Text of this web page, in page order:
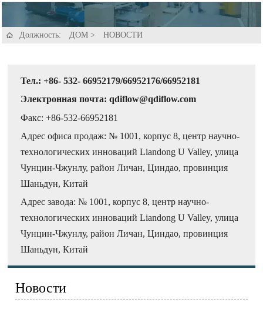
 Должность: ДОМ > НОВОСТИ
Тел.: +86- 532- 66952179/66952176/66952181
Электронная почта: qdiflow@qdiflow.com
Факс: +86-532-66952181
Адрес офиса продаж: № 1001, корпус 8, центр научно-
технологических инноваций Liandong U Valley, улица
Чунцин-Чжунлу, район Личан, Циндао, провинция
Шаньдун, Китай
Адрес завода: № 1001, корпус 8, центр научно-
технологических инноваций Liandong U Valley, улица
Чунцин-Чжунлу, район Личан, Циндао, провинция
Шаньдун, Китай
Новости